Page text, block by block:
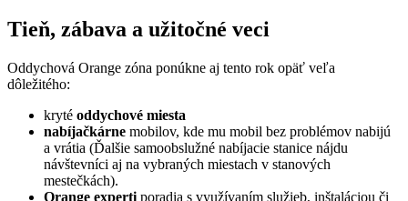
Tieň, zábava a užitočné veci
Oddychová Orange zóna ponúkne aj tento rok opäť veľa
dôležitého:
kryté oddychové miesta
nabíjačkárne mobilov, kde mu mobil bez problémov nabijú
a vrátia (Ďalšie samoobslužné nabíjacie stanice nájdu
návštevníci aj na vybraných miestach v stanových
mestečkách).
Orange experti poradia s využívaním služieb, inštaláciou či